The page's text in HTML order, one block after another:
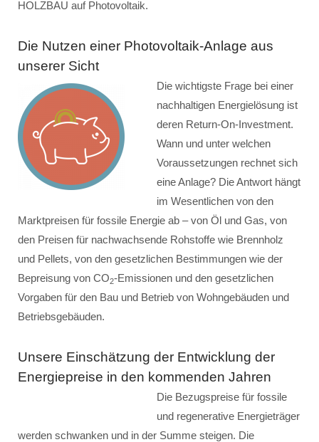
HOLZBAU auf Photovoltaik.
Die Nutzen einer Photovoltaik-Anlage aus
unserer Sicht
Die wichtigste Frage bei einer
nachhaltigen Energielösung ist
deren Return-On-Investment.
Wann und unter welchen
Voraussetzungen rechnet sich
eine Anlage? Die Antwort hängt
im Wesentlichen von den
Marktpreisen für fossile Energie ab – von Öl und Gas, von
den Preisen für nachwachsende Rohstoffe wie Brennholz
und Pellets, von den gesetzlichen Bestimmungen wie der
Bepreisung von CO2-Emissionen und den gesetzlichen
Vorgaben für den Bau und Betrieb von Wohngebäuden und
Betriebsgebäuden.
Unsere Einschätzung der Entwicklung der
Energiepreise in den kommenden Jahren
Die Bezugspreise für fossile
und regenerative Energieträger
werden schwanken und in der Summe steigen. Die